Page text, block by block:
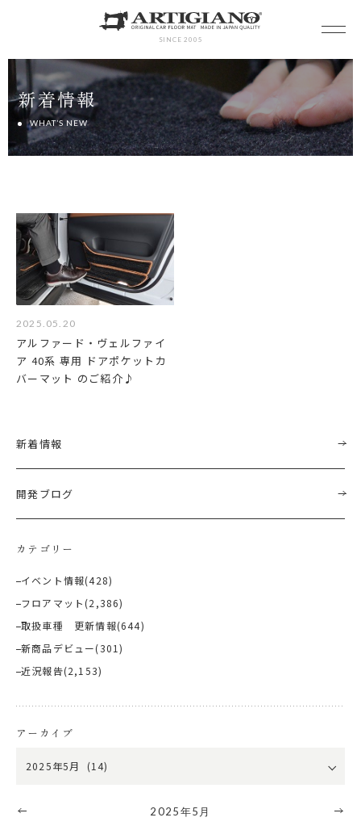
SINCE 2005
新着情報
WHAT’S NEW
2025.05.20
アルファード・ヴェルファイ
ア 40系 専用 ドアポケットカ
バーマット のご紹介♪
新着情報
開発ブログ
カテゴリー
イベント情報(428)
フロアマット (2,386)
取扱車種 更新情報(644)
新商品デビュー(301)
近況報告(2,153)
アーカイブ
2025年5月